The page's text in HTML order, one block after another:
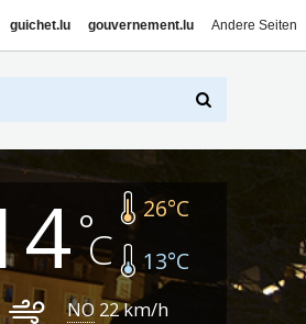
guichet.lu gouvernement.lu Andere Seiten
26°C
13°C
NO 22km/h